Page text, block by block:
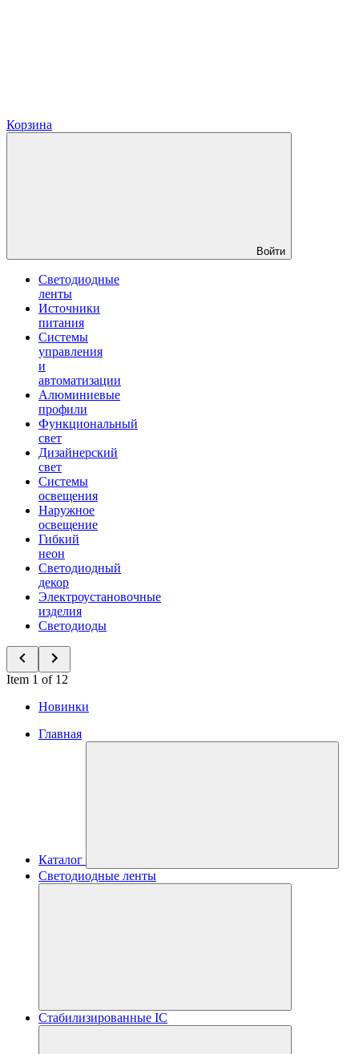
Корзина
Войти
Светодиодные
ленты
Источники
питания
Системы
управления
и
автоматизации
Алюминиевые
профили
Функциональный
свет
Дизайнерский
свет
Системы
освещения
Наружное
освещение
Гибкий
неон
Светодиодный
декор
Электроустановочные
изделия
Светодиоды
Item 1 of 12
Новинки
Главная
Каталог
Светодиодные ленты
Стабилизированные IC